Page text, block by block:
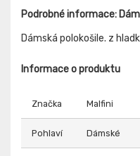
Podrobné informace:
Dámská polokošile. z
Informace o produktu
Značka Malfini
Pohlaví Dámské